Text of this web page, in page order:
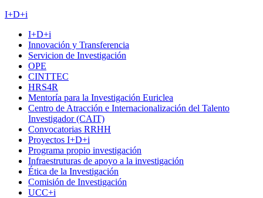
I+D+i
I+D+i
Innovación y Transferencia
Servicion de Investigación
OPE
CINTTEC
HRS4R
Mentoría para la Investigación Euriclea
Centro de Atracción e Internacionalización del Talento
Investigador (CAIT)
Convocatorias RRHH
Proyectos I+D+i
Programa propio investigación
Infraestruturas de apoyo a la investigación
Ética de la Investigación
Comisión de Investigación
UCC+i